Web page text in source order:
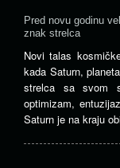
Pred novu godinu
znak strelca
Novi talas
kada Saturn,
strelca sa svom
optimizam,
Saturn je na kraju